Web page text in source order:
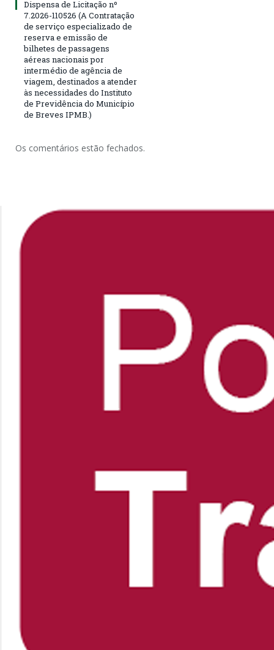
Dispensa de Licitação nº
7.2026-110526 (A Contratação
de serviço especializado de
reserva e emissão de
bilhetes de passagens
aéreas nacionais por
intermédio de agência de
viagem, destinados a atender
às necessidades do Instituto
de Previdência do Município
de Breves IPMB.)
Os comentários estão fechados.